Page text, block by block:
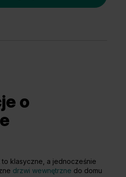
o
to klasyczne, a jednocześnie
drzwi wewnętrzne do domu